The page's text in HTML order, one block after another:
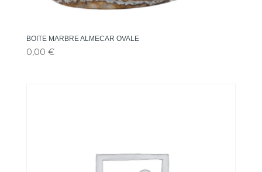
BOITE MARBRE ALMECAR OVALE
0,00 €